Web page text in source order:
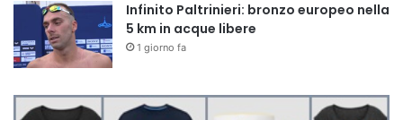
Infinito Paltrinieri: bronzo europeo nella
5 km in acque libere
1 giorno fa